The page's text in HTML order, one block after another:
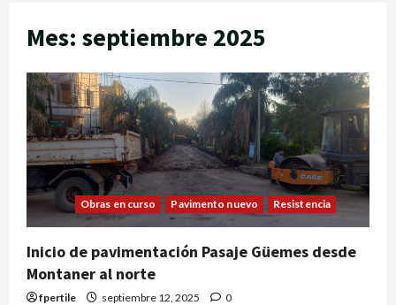
Mes: septiembre 2025
Obras en curso Pavimento nuevo Resistencia
Inicio de pavimentación Pasaje Güemes desde
Montaner al norte
fpertile septiembre 12, 2025 0